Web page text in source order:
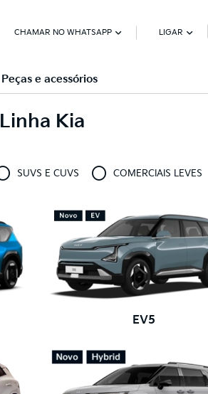
CHAMAR NO WHATSAPP LIGAR
Peças e acessórios
Linha Kia
SUVS E CUVS COMERCIAIS LEVES
EV5